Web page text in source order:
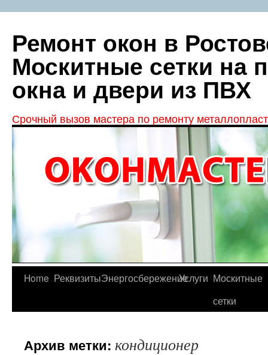
Ремонт окон в
Москитные сетки на
окна и двери из ПВХ
Срочный вызов мастера по ремонту
Home РеквизитыЭнергосбережениеУслуги Москитные
сетки
Архив метки: кондиционер